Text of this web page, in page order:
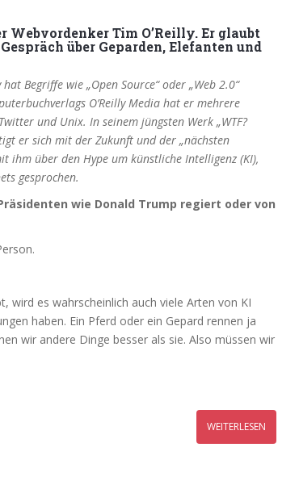
Tim O’Reilly. Er glaubt
über Geparden, Elefanten und
Begriffe wie „Open Source“ oder „Web 2.0“
O’Reilly Media hat er mehrere
und Unix. In seinem jüngsten Werk „WTF?
er sich mit der Zukunft und der „nächsten
ihm über den Hype um künstliche Intelligenz (KI),
gesprochen.
wie Donald Trump regiert oder von
wird es wahrscheinlich auch viele Arten von KI
haben. Ein Pferd oder ein Gepard rennen ja
wir andere Dinge besser als sie. Also müssen wir
WEITERLESEN